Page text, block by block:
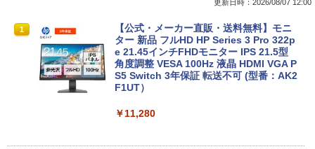
1
8月5日限定10倍＆抽選10000P！｜高性
能ノートパソコン富士通 ライフブック A
579/749 Windows11 第八世代Corei5 1
5.6型大画面 メモリ8GB 秒速起動新品SS
D256GB DVD内蔵【カメラ、テンキー選
べる】ノートパソコン オフィス付き Mic
料無料
1
【マラソンP5倍/10%オフクーポン】中古
ディスクトップパソコン Windows11 Of
fice付き デル Dell OptiPlex 3050 SFF
第6世代Core i5 メモリ8GB/16GB 高速S
SD128GB/256GB DVD搭載 初期設定済
み 送料無料 保証付き
￥15,800
更新日時：2026/08/07 12:00
1
【公式・メーカー直販・送料無料】モニ
ター 新品 フルHD HP Series 3 Pro 322p
e 21.45インチFHDモニター IPS 21.5型
角度調整 VESA 100Hz 液晶 HDMI VGA P
S5 Switch 3年保証 転送不可 (型番：AK2
F1UT）
￥11,280